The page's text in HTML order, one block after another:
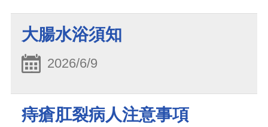
大腸水浴須知
2026/6/9
痔瘡肛裂病人注意事項